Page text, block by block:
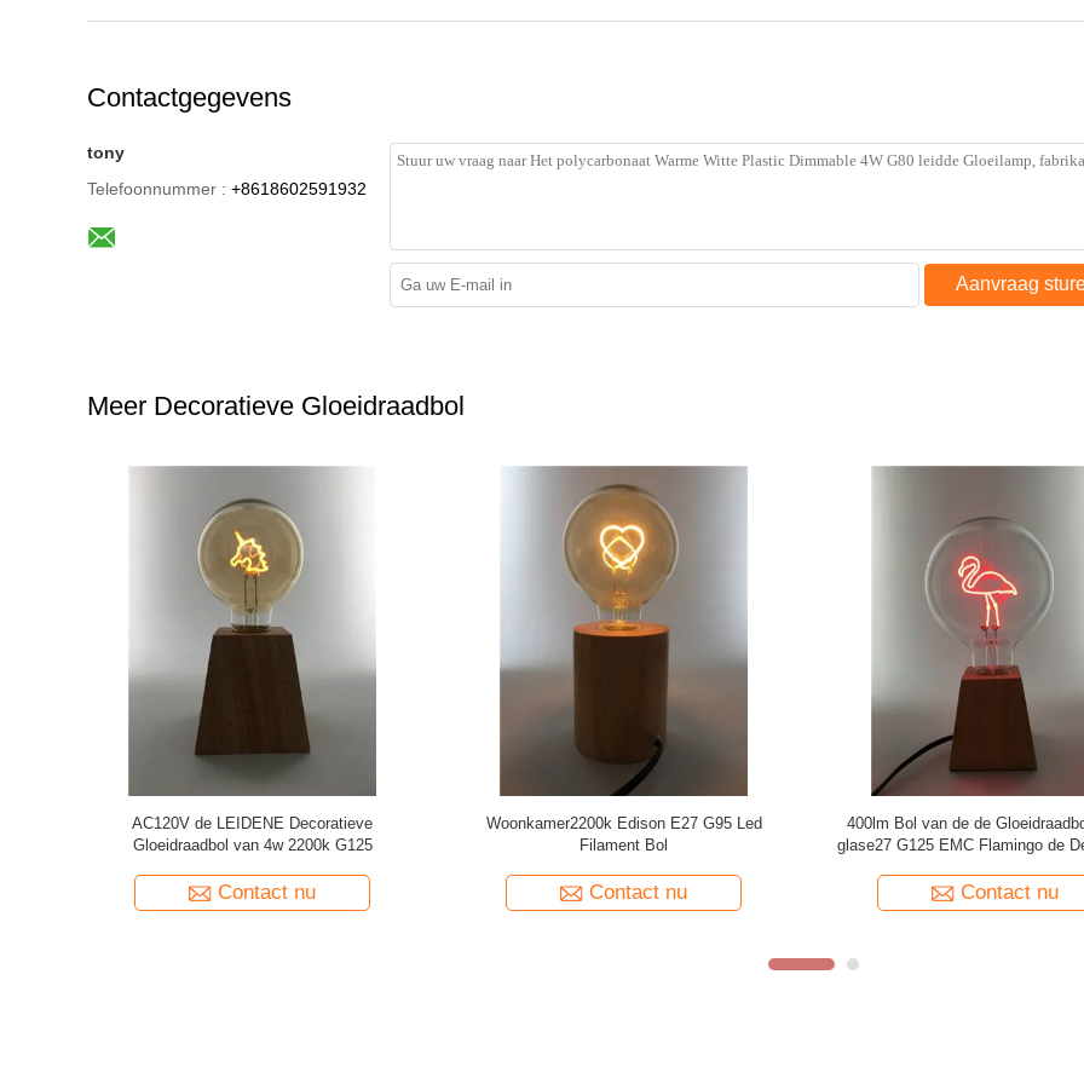
Contactgegevens
tony
Telefoonnummer : +8618602591932
Aanvraag
Meer Decoratieve Gloeidraadbol
Bol van de MAÏSKOLF50lm/w e27 de
dimmable antieke Decoratieve Gloeidraad
Contact nu
AC120V plafond2700k E27 G125 LEIDENE
Gloeidraadbol
Contact nu
LVD-Spiraalvormige G125
Gloeidraadbol van de
Contact nu